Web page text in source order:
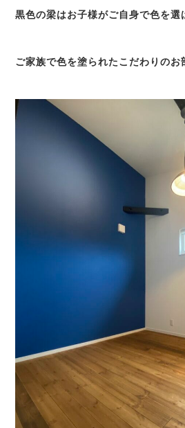
黒色の梁はお子様がご自身で色を選
ご家族で色を塗られたこだわりのお